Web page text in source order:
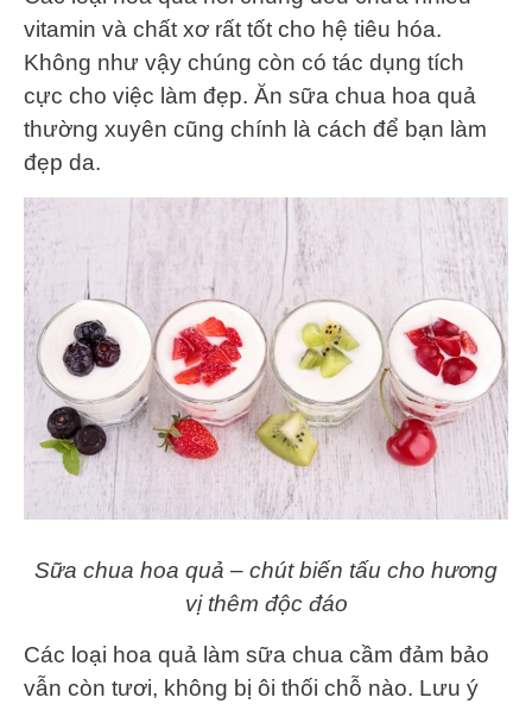
vitamin và chất xơ rất tốt cho hệ tiêu hóa.
Không như vậy chúng còn có tác dụng tích
cực cho việc làm đẹp. Ăn sữa chua hoa quả
thường xuyên cũng chính là cách để bạn làm
đẹp da.
Sữa chua hoa quả – chút biến tấu cho hương
vị thêm độc đáo
Các loại hoa quả làm sữa chua cầm đảm bảo
vẫn còn tươi, không bị ôi thối chỗ nào. Lưu ý